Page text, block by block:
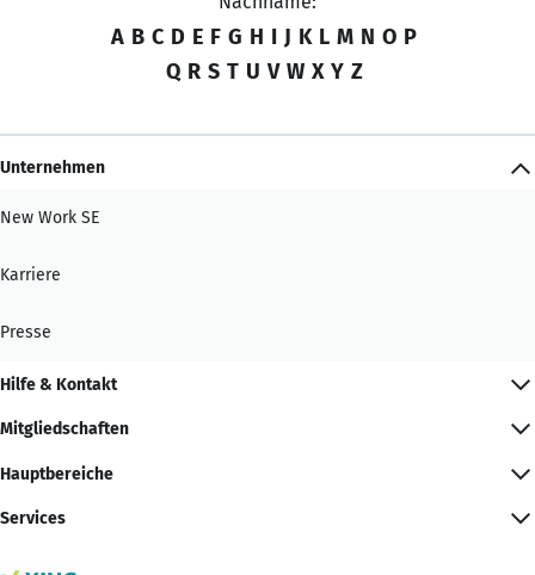
A B C D E F G H I J K L M N O P
Q R S T U V W X Y Z
Unternehmen
New Work SE
Karriere
Presse
Hilfe & Kontakt
Mitgliedschaften
Hauptbereiche
Services